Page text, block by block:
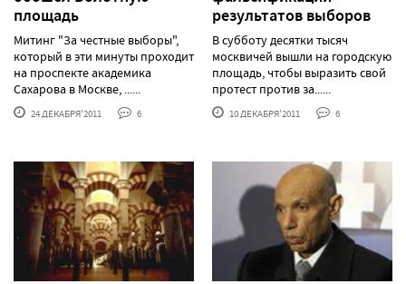
площадь
Митинг "За честные выборы",
который в эти минуты проходит
на проспекте академика
Сахарова в Москве, ......
24 ДЕКАБРЯ'2011 6
результатов выборов
В субботу десятки тысяч
москвичей вышли на городскую
площадь, чтобы выразить свой
протест против за......
10 ДЕКАБРЯ'2011 6